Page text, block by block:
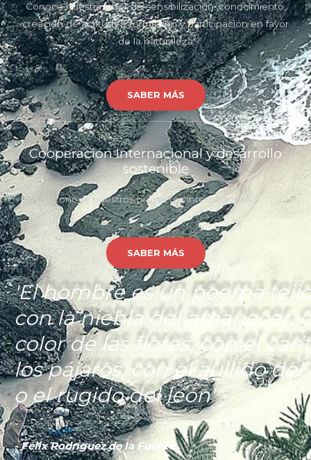
Conoce nuestra labor de sensibilización, conocimiento,
creación de actitudes, formación y participación en favor
de la naturaleza
SABER MÁS
Cooperación Internacional y desarrollo
sostenible
Conoce nuestros proyectos internacionales
SABER MÁS
'El hombre es un poema
con la niebla del amanecer,
color de las flores, con el
los pájaros, con el aullido del
o el rugido del león'
- Félix Rodríguez de la Fuente